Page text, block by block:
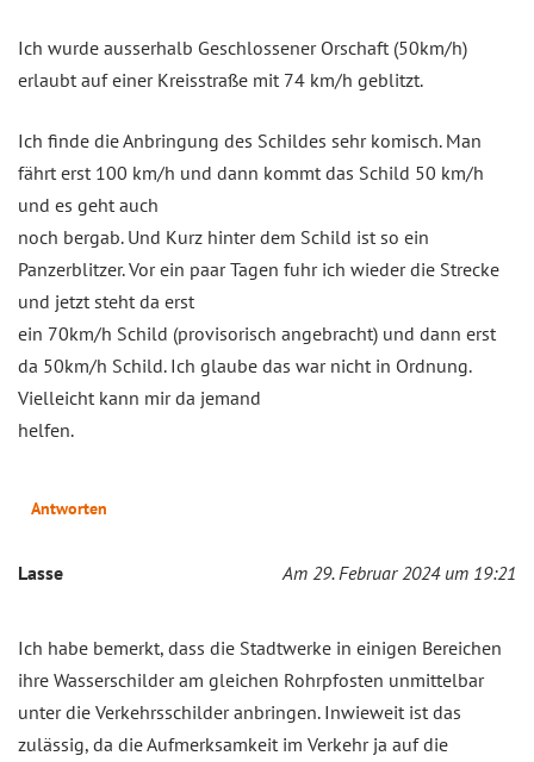
Ich wurde ausserhalb Geschlossener Orschaft (50km/h)
erlaubt auf einer Kreisstraße mit 74 km/h geblitzt.
Ich finde die Anbringung des Schildes sehr komisch. Man
fährt erst 100 km/h und dann kommt das Schild 50 km/h
und es geht auch
noch bergab. Und Kurz hinter dem Schild ist so ein
Panzerblitzer. Vor ein paar Tagen fuhr ich wieder die Strecke
und jetzt steht da erst
ein 70km/h Schild (provisorisch angebracht) und dann erst
da 50km/h Schild. Ich glaube das war nicht in Ordnung.
Vielleicht kann mir da jemand
helfen.
Antworten
Lasse Am 29. Februar 2024 um 19:21
Ich habe bemerkt, dass die Stadtwerke in einigen Bereichen
ihre Wasserschilder am gleichen Rohrpfosten unmittelbar
unter die Verkehrsschilder anbringen. Inwieweit ist das
zulässig, da die Aufmerksamkeit im Verkehr ja auf die